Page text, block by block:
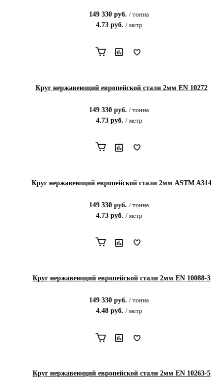
149 330 руб. / тонна
4.73руб. / метр
Круг нержавеющий европейской стали 2мм EN 10272
149 330 руб. / тонна
4.73руб. / метр
Круг нержавеющий европейской стали 2мм ASTM A314
149 330 руб. / тонна
4.73руб. / метр
Круг нержавеющий европейской стали 2мм EN 10088-3
149 330 руб. / тонна
4.48руб. / метр
Круг нержавеющий европейской стали 2мм EN 10263-5